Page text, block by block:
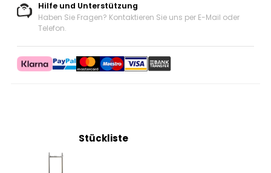
Hilfe und Unterstützung
Haben Sie Fragen? Kontaktieren Sie uns per E-Mail oder
Telefon.
Stückliste